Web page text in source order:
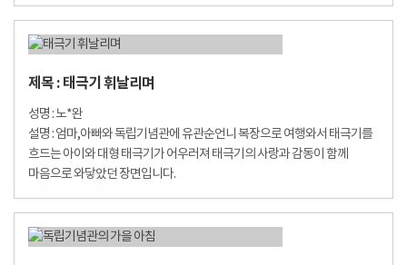
제목 : 태극기 휘날리며
성명 : 노*완
설명 : 엄마,아빠와 독립기념관에 유관순언니 복장으로 여행와서 태극기를
흐드는 아이와 대형 태극기가 어우러져 태극기의 사랑과 감동이 함께
마음으로 와닿았던 장면입니다.